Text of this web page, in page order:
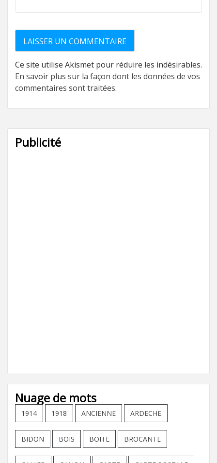
Ce site utilise Akismet pour réduire les indésirables.
En savoir plus sur la façon dont les données de vos
commentaires sont traitées.
Publicité
Nuage de mots
1914 1918 ANCIENNE ARDECHE
BIDON BOIS BOITE BROCANTE